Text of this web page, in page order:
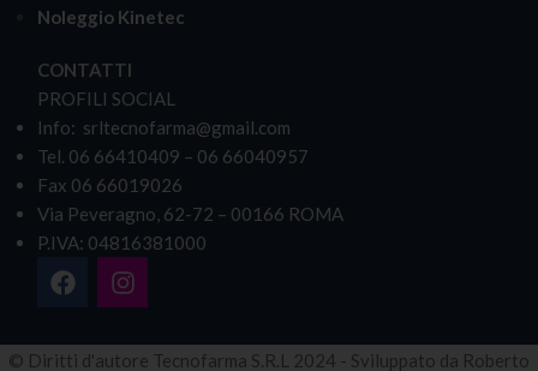
Noleggio Kinetec
CONTATTI
PROFILI SOCIAL
Info: srltecnofarma@gmail.com
Tel. 06 66410409 – 06 66040957
Fax 06 66019026
Via Peveragno, 62-72 – 00166 ROMA
P.IVA: 04816381000
© Diritti d'autore Tecnofarma S.R.L 2024 - Sviluppato da Roberto